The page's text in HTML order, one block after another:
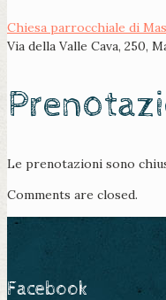
Chiesa parrocchiale di
Via della Valle Cava, 250,
Le prenotazioni sono
Comments are closed.
Facebook